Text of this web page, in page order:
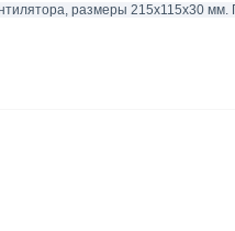
размеры 215x115x30 мм.